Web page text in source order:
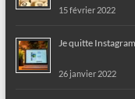
15 février 2022
Je quitte Instagram
26 janvier 2022